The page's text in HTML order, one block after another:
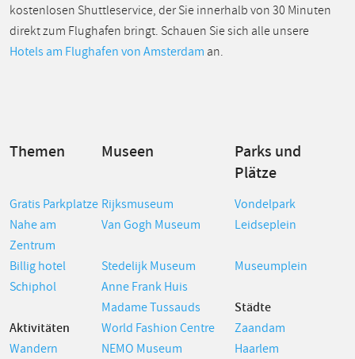
kostenlosen Shuttleservice, der Sie innerhalb von 30 Minuten
direkt zum Flughafen bringt. Schauen Sie sich alle unsere
Hotels am Flughafen von Amsterdam an.
Themen Museen
Parks und
Plätze
Gratis Parkplatze Rijksmuseum
Vondelpark
Nahe am
Zentrum
Van Gogh Museum Leidseplein
Billig hotel Stedelijk Museum
Museumplein
Schiphol
Anne Frank Huis
Madame Tussauds
Städte
Aktivitäten
World Fashion Centre
Zaandam
Wandern
NEMO Museum
Haarlem